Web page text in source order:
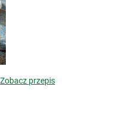
Zobacz przepis